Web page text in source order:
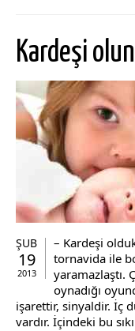
Kardeşi
ŞUB
19
2013
– Kardeşi
tornavida ile
yaramazlaştı.
oynadığı
işarettir, sinyaldir. İç
vardır. İçindeki bu